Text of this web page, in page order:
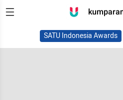
SATU Indonesia Awards